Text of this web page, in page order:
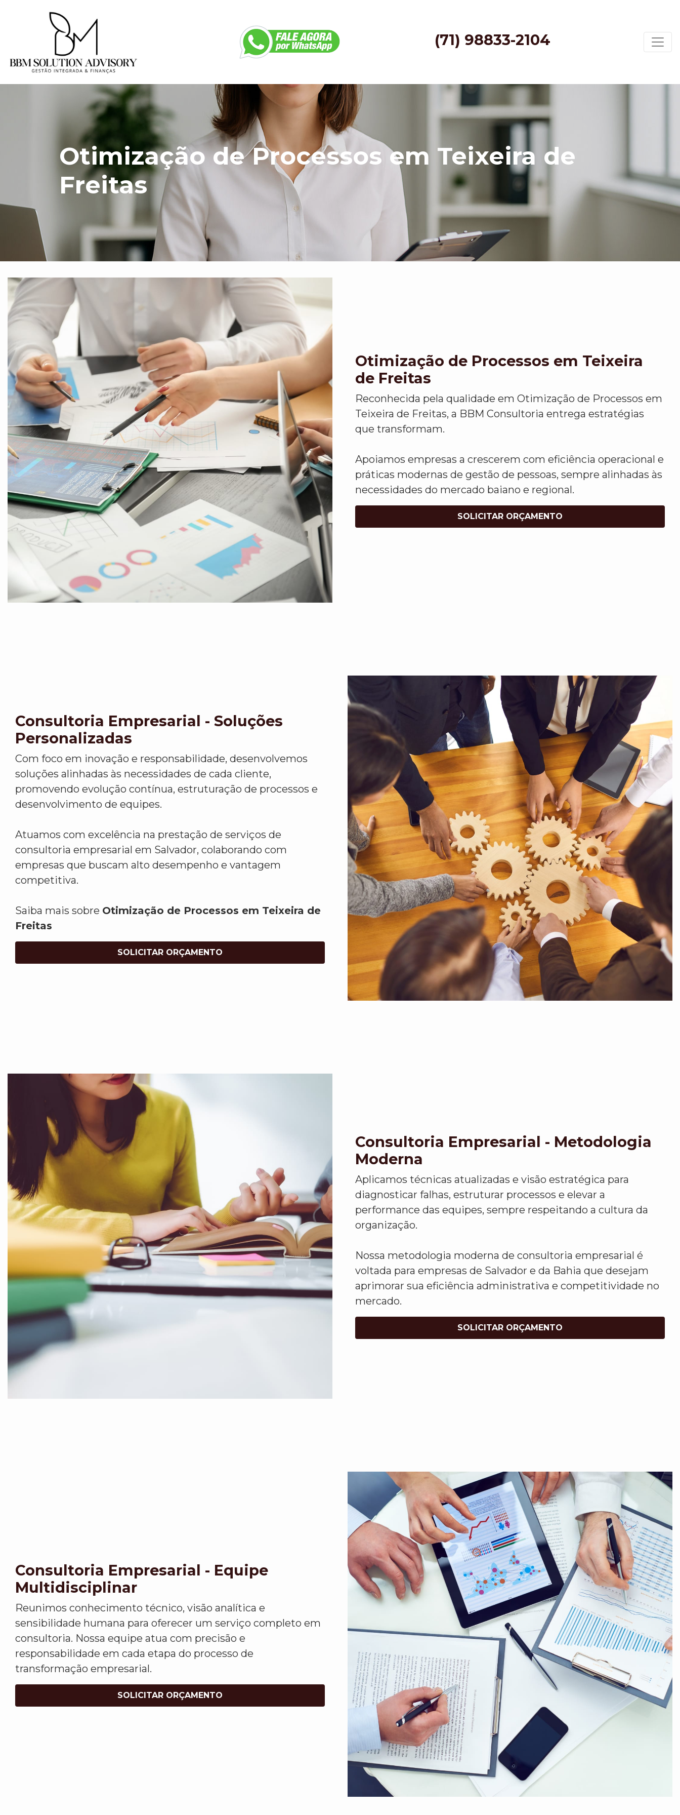
(71) 98833-2104
Otimização de Processos em Teixeira de
Freitas
Otimização de Processos em Teixeira
de Freitas
Reconhecida pela qualidade em Otimização de Processos em
Teixeira de Freitas, a BBM Consultoria entrega estratégias
que transformam.
Apoiamos empresas a crescerem com eficiência operacional e
práticas modernas de gestão de pessoas, sempre alinhadas às
necessidades do mercado baiano e regional.
SOLICITAR ORÇAMENTO
Consultoria Empresarial - Soluções
Personalizadas
Com foco em inovação e responsabilidade, desenvolvemos
soluções alinhadas às necessidades de cada cliente,
promovendo evolução contínua, estruturação de processos e
desenvolvimento de equipes.
Atuamos com excelência na prestação de serviços de
consultoria empresarial em Salvador, colaborando com
empresas que buscam alto desempenho e vantagem
competitiva.
Saiba mais sobre Otimização de Processos em Teixeira de
Freitas
SOLICITAR ORÇAMENTO
Consultoria Empresarial - Metodologia
Moderna
Aplicamos técnicas atualizadas e visão estratégica para
diagnosticar falhas, estruturar processos e elevar a
performance das equipes, sempre respeitando a cultura da
organização.
Nossa metodologia moderna de consultoria empresarial é
voltada para empresas de Salvador e da Bahia que desejam
aprimorar sua eficiência administrativa e competitividade no
mercado.
SOLICITAR ORÇAMENTO
Consultoria Empresarial - Equipe
Multidisciplinar
Reunimos conhecimento técnico, visão analítica e
sensibilidade humana para oferecer um serviço completo em
consultoria. Nossa equipe atua com precisão e
responsabilidade em cada etapa do processo de
transformação empresarial.
SOLICITAR ORÇAMENTO